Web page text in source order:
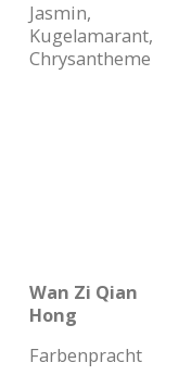
Jasmin,
Kugelamarant,
Chrysantheme
Wan Zi Qian
Hong
Farbenpracht